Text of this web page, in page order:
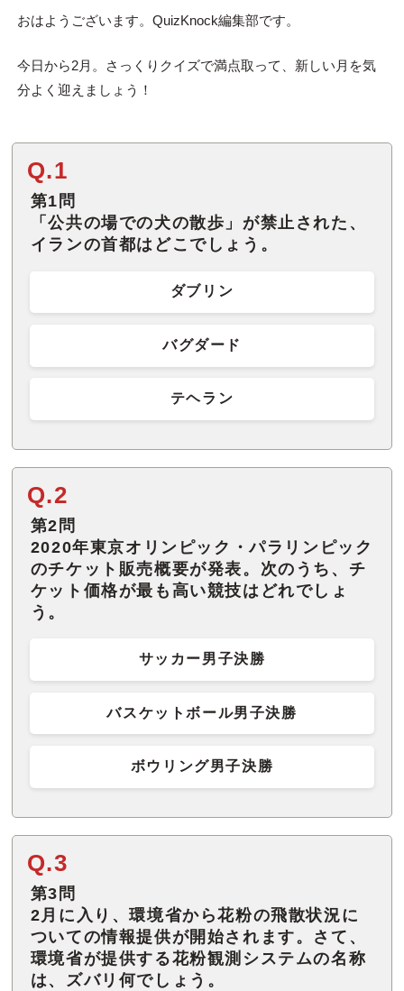
おはようございます。QuizKnock編集部です。
今日から2月。さっくりクイズで満点取って、新しい月を気
分よく迎えましょう！
Q.1
第1問
「公共の場での犬の散歩」が禁止された、
イランの首都はどこでしょう。
ダブリン
バグダード
テヘラン
Q.2
第2問
2020年東京オリンピック・パラリンピック
のチケット販売概要が発表。次のうち、チ
ケット価格が最も高い競技はどれでしょ
う。
サッカー男子決勝
バスケットボール男子決勝
ボウリング男子決勝
Q.3
第3問
2月に入り、環境省から花粉の飛散状況に
ついての情報提供が開始されます。さて、
環境省が提供する花粉観測システムの名称
は、ズバリ何でしょう。